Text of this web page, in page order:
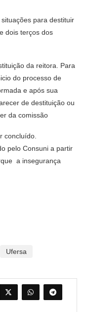
para destituir
dois terços dos
da reitora. Para
do processo de
e após sua
de destituição ou
da comissão
concluído.
pelo Consuni a partir
a insegurança
Ufersa